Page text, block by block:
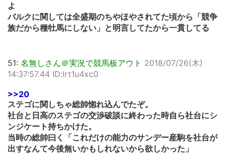
よ
バルクに関しては全盛期のちやほやされてた頃から「競争
族だから種牡馬にしない」と明言してたから一貫してる
51: 名無しさん＠実況で競馬板アウト 2018/07/26(木)
14:37:57.44 ID:lrt1u4xc0
>>20
ステゴに関しちゃ総帥惚れ込んでたぞ。
社台と日高のステゴの交渉破談に終わった時自ら社台にシ
ンジケート持ちかけた。
当時の総帥曰く「これだけの能力のサンデー産駒を社台が
出すなんて今後無いかもしれないから欲しかった」